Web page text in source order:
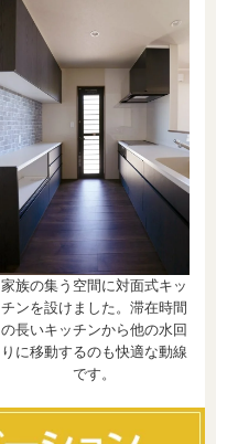
家族の集う空間に対面式キッ
チンを設けました。滞在時間
の長いキッチンから他の水回
りに移動するのも快適な動線
です。